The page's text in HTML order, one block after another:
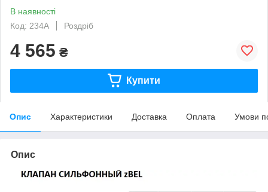
В наявності
Код: 234А
Роздріб
4 565 ₴
Купити
Опис Характеристики Доставка Оплата Умови
Опис